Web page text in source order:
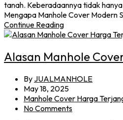
tanah. Keberadaannya tidak
Mengapa Manhole Cover Modern
Continue Reading
Alasan Manhole
By JUALMANHOLE
May 18, 2025
Manhole Cover Harga
No Comments